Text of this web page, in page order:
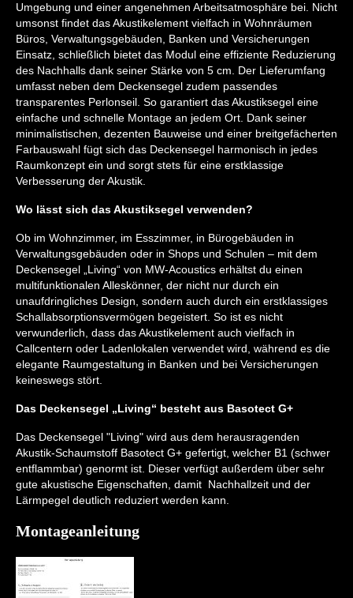
Umgebung und einer angenehmen Arbeitsatmosphäre bei. Nicht
umsonst findet das Akustikelement vielfach in Wohnräumen
Büros, Verwaltungsgebäuden, Banken und Versicherungen
Einsatz, schließlich bietet das Modul eine effiziente Reduzierung
des Nachhalls dank seiner Stärke von 5 cm. Der Lieferumfang
umfasst neben dem Deckensegel zudem passendes
transparentes Perlonseil. So garantiert das Akustiksegel eine
einfache und schnelle Montage an jedem Ort. Dank seiner
minimalistischen, dezenten Bauweise und einer breitgefächerten
Farbauswahl fügt sich das Deckensegel harmonisch in jedes
Raumkonzept ein und sorgt stets für eine erstklassige
Verbesserung der Akustik.
Wo lässt sich das Akustiksegel verwenden?
Ob im Wohnzimmer, im Esszimmer, in Bürogebäuden in
Verwaltungsgebäuden oder in Shops und Schulen – mit dem
Deckensegel „Living“ von MW-Acoustics erhältst du einen
multifunktionalen Alleskönner, der nicht nur durch ein
unaufdringliches Design, sondern auch durch ein erstklassiges
Schallabsorptionsvermögen begeistert. So ist es nicht
verwunderlich, dass das Akustikelement auch vielfach in
Callcentern oder Ladenlokalen verwendet wird, während es die
elegante Raumgestaltung in Banken und bei Versicherungen
keineswegs stört.
Das Deckensegel „Living“ besteht aus Basotect G+
Das Deckensegel "Living" wird aus dem herausragenden
Akustik-Schaumstoff Basotect G+ gefertigt, welcher B1 (schwer
entflammbar) genormt ist. Dieser verfügt außerdem über sehr
gute akustische Eigenschaften, damit Nachhallzeit und der
Lärmpegel deutlich reduziert werden kann.
Montageanleitung